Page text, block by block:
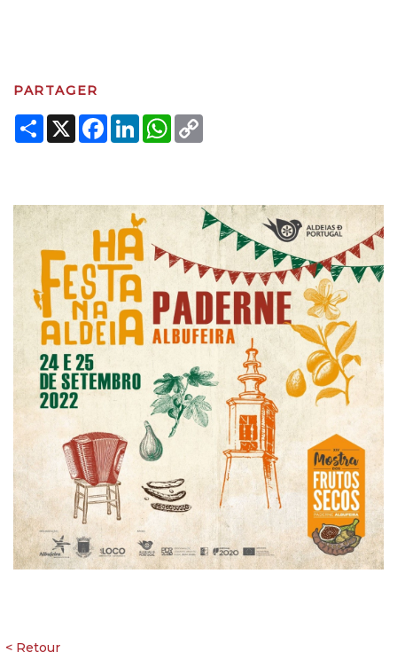
PARTAGER
Share
X Facebook
LinkedInWhatsApp